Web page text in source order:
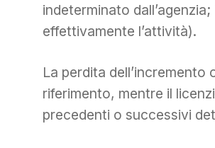
indeterminato
effettivamente l’attività).
La perdita
riferimento, mentre il
precedenti o successivi